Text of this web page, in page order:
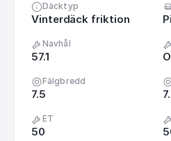
Däcktyp
Vinterdäck friktion
Navhål
57.1
Fälgbredd
7.5
ET
50